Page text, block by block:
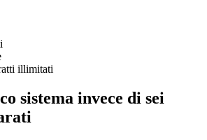
illimitati
sistema invece di sei